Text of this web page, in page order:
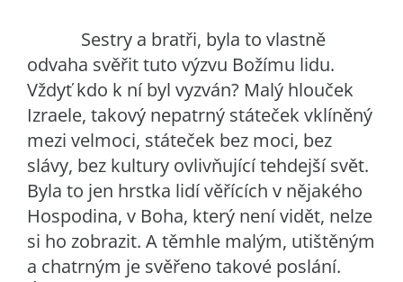
Sestry a bratři, byla to vlastně
odvaha svěřit tuto výzvu Božímu lidu.
Vždyť kdo k ní byl vyzván? Malý hlouček
Izraele, takový nepatrný státeček vklíněný
mezi velmoci, státeček bez moci, bez
slávy, bez kultury ovlivňující tehdejší svět.
Byla to jen hrstka lidí věřících v nějakého
Hospodina, v Boha, který není vidět, nelze
si ho zobrazit. A těmhle malým, utištěným
a chatrným je svěřeno takové poslání.